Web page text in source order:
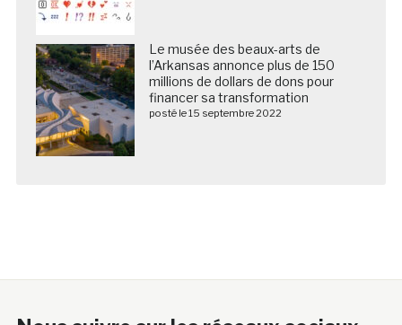
Le musée des beaux-arts de
l’Arkansas annonce plus de 150
millions de dollars de dons pour
financer sa transformation
posté le 15 septembre 2022